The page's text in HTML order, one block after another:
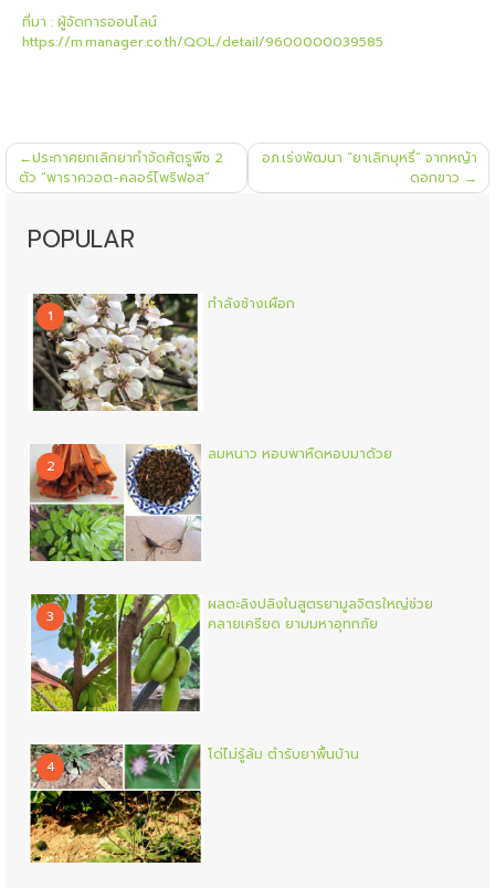
ที่มา : ผู้จัดการออนไลน์
https://m.manager.co.th/QOL/detail/9600000039585
แนะแนว
เรื่อง
ประกาศยกเลิกยากำจัดศัตรูพืช 2
ตัว “พาราควอต-คลอร์ไพริฟอส”
อภ.เร่งพัฒนา “ยาเลิกบุหรี่” จากหญ้า
ดอกขาว
POPULAR
1
กำลังช้างเผือก
2
ลมหนาว หอบพาหืดหอบมาด้วย
3
ผลตะลิงปลิงในสูตรยามูลจิตรใหญ่ช่วย
คลายเครียด ยามมหาอุทกภัย
4
โด่ไม่รู้ล้ม ตำรับยาพื้นบ้าน